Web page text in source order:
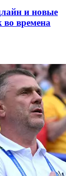
и новые
времена